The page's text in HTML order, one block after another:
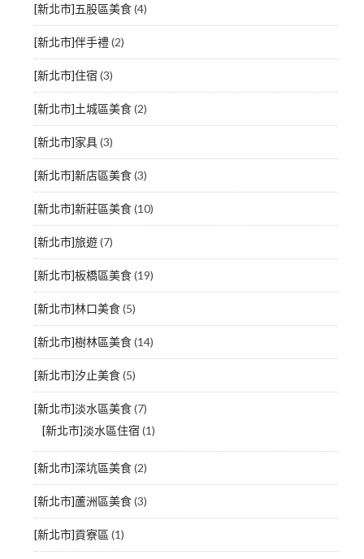
[新北市]五股區美食(4)
[新北市]伴手禮(2)
[新北市]住宿 (3)
[新北市]土城區美食(2)
[新北市]家具(3)
[新北市]新店區美食(3)
[新北市]新莊區美食(10)
[新北市]旅遊(7)
[新北市]板橋區美食(19)
[新北市]林口美食(5)
[新北市]樹林區美食(14)
[新北市]汐止美食(5)
[新北市]淡水區美食(7)
[新北市]淡水區住宿 (1)
[新北市]深坑區美食(2)
[新北市]蘆洲區美食(3)
[新北市]貢寮區 (1)